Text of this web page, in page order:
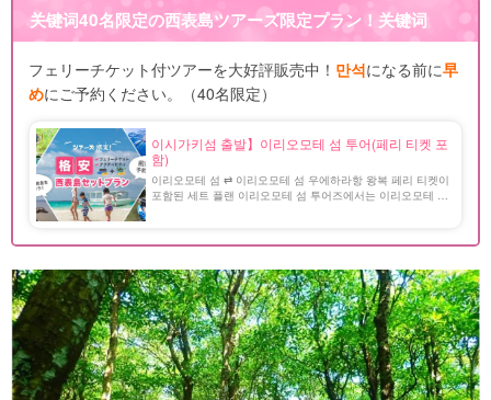
关键词40名限定の西表島ツアーズ限定プラン！ 关键词
フェリーチケット付ツアーを大好評販売中！ 만석になる前に早
めにご予約ください。（40名限定）
이시가키섬 출발】이리오모테 섬 투어(페리 티켓 포
함)
이리오모테 섬 ⇄ 이리오모테 섬 우에하라항 왕복 페리 티켓이
포함된 세트 플랜 이리오모테 섬 투어즈에서는 이리오모테 섬